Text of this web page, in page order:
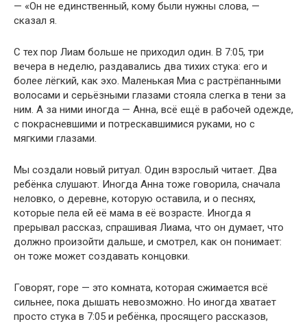
— «Он не единственный, кому были нужны слова, —
сказал я.
С тех пор Лиам больше не приходил один. В 7:05, три
вечера в неделю, раздавались два тихих стука: его и
более лёгкий, как эхо. Маленькая Миа с растрёпанными
волосами и серьёзными глазами стояла слегка в тени за
ним. А за ними иногда — Анна, всё ещё в рабочей одежде,
с покрасневшими и потрескавшимися руками, но с
мягкими глазами.
Мы создали новый ритуал. Один взрослый читает. Два
ребёнка слушают. Иногда Анна тоже говорила, сначала
неловко, о деревне, которую оставила, и о песнях,
которые пела ей её мама в её возрасте. Иногда я
прерывал рассказ, спрашивая Лиама, что он думает, что
должно произойти дальше, и смотрел, как он понимает:
он тоже может создавать концовки.
Говорят, горе — это комната, которая сжимается всё
сильнее, пока дышать невозможно. Но иногда хватает
просто стука в 7:05 и ребёнка, просящего рассказов,